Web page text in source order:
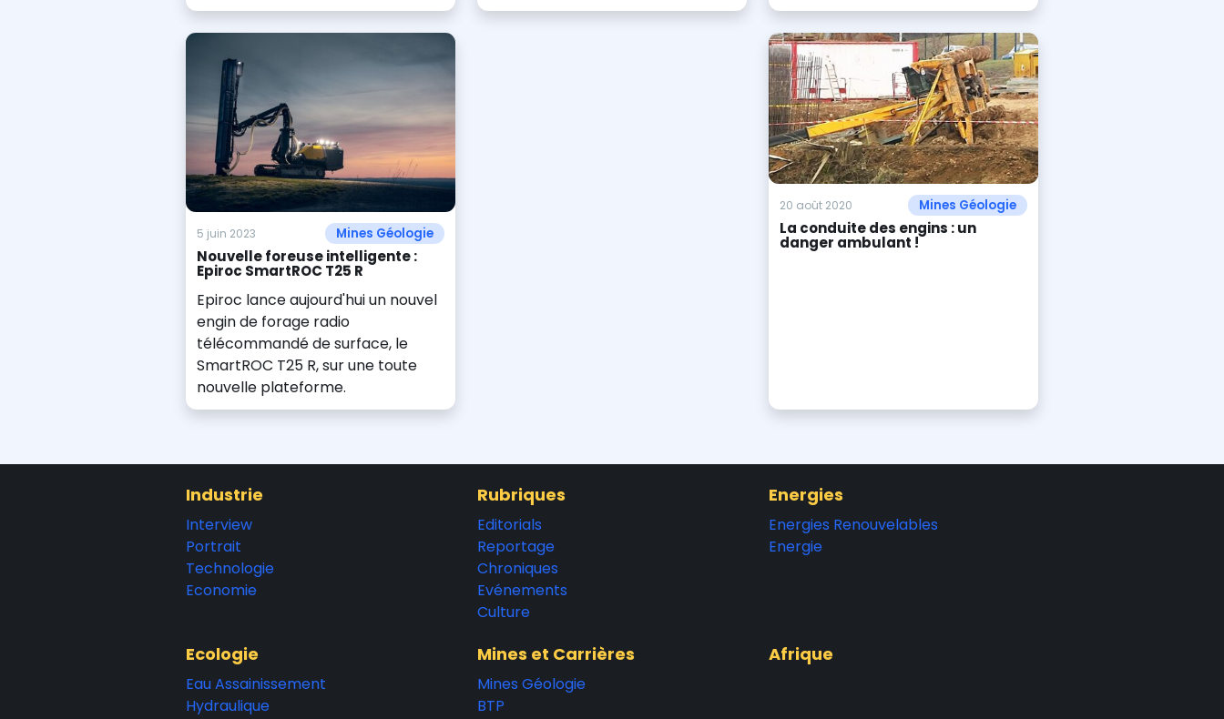
5 juin 2023 Mines Géologie
Nouvelle foreuse intelligente :
Epiroc SmartROC T25 R
Epiroc lance aujourd'hui un nouvel
engin de forage radio
télécommandé de surface, le
SmartROC T25 R, sur une toute
nouvelle plateforme.
20 août 2020 Mines Géologie
La conduite des engins : un
danger ambulant !
Industrie
Interview
Portrait
Technologie
Economie
Rubriques
Editorials
Reportage
Chroniques
Evénements
Culture
Energies
Energies Renouvelables
Energie
Ecologie
Eau Assainissement
Hydraulique
Mines et Carrières
Mines Géologie
BTP
Afrique